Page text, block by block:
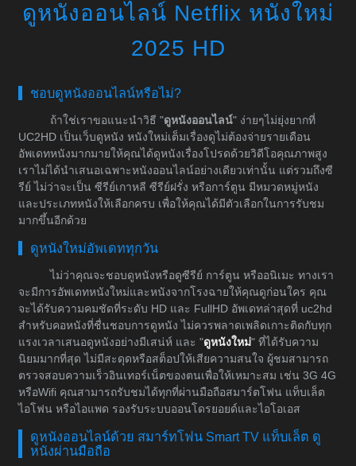
ดูหนังออนไลน์ Netflix หนังใหม่
2025 HD
ชอบดูหนังออนไลน์หรือไม่?
ถ้าใช่เราขอแนะนำวิธี "ดูหนังออนไลน์" ง่ายๆไม่ยุ่งยากที่
UC2HD เป็นเว็บดูหนัง หนังใหม่เต็มเรื่องดูไม่ต้องจ่ายรายเดือน
อัพเดทหนังมากมายให้คุณได้ดูหนังเรื่องโปรดด้วยวิดีโอคุณภาพสูง
เราไม่ได้นำเสนอเฉพาะหนังออนไลน์อย่างเดียวเท่านั้น แต่รวมถึงซี
รีย์ ไม่ว่าจะเป็น ซีรีย์เกาหลี ซีรีย์ฝรั่ง หรือการ์ตูน มีหมวดหมู่หนัง
และประเภทหนังให้เลือกครบ เพื่อให้คุณได้มีตัวเลือกในการรับชม
มากขึ้นอีกด้วย
ดูหนังใหม่อัพเดททุกวัน
ไม่ว่าคุณจะชอบดูหนังหรือดูซีรีย์ การ์ตูน หรืออนิเมะ ทางเรา
จะมีการอัพเดทหนังใหม่และหนังจากโรงฉายให้คุณดูก่อนใคร คุณ
จะได้รับความคมชัดที่ระดับ HD และ FullHD อัพเดทล่าสุดที่ uc2hd
สำหรับคอหนังที่ชื่นชอบการดูหนัง ไม่ควรพลาดเพลิดเกาะติดกับทุก
แรงเวลาเสนอดูหนังอย่างมีเสน่ห์ และ "ดูหนังใหม่" ที่ได้รับความ
นิยมมากที่สุด ไม่มีสะดุดหรือสต็อปให้เสียความสนใจ ผู้ชมสามารถ
ตรวจสอบความเร็วอินเทอร์เน็ตของตนเพื่อให้เหมาะสม เช่น 3G 4G
หรือWifi คุณสามารถรับชมได้ทุกที่ผ่านมือถือสมาร์ตโฟน แท็บเล็ต
ไอโฟน หรือไอแพด รองรับระบบออนโดรยอยด์และไอโอเอส
ดูหนังออนไลน์ด้วย สมาร์ทโฟน Smart TV แท็บเล็ต ดู
หนังผ่านมือถือ